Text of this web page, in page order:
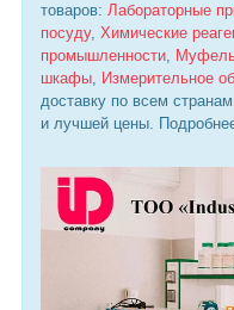
товаров: Лабораторные
посуду, Химические
промышленности,
шкафы, Измерительное
доставку по всем
и лучшей цены.